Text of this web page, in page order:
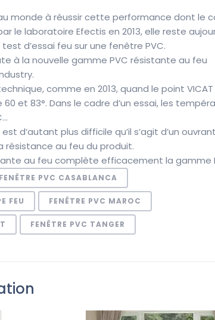
monde à réussir cette performance dont le
le laboratoire Efectis en 2013, elle reste
d’essai feu sur une fenêtre PVC.
à la nouvelle gamme PVC résistante au feu
comme en 2013, quand le point VICAT
et 83°. Dans le cadre d’un essai, les
d’autant plus difficile qu’il s’agit d’un
résistance au feu du produit.
au feu complète efficacement la gamme
FENÊTRE PVC CASABLANCA
FEU FENÊTRE PVC MAROC
FENÊTRE PVC TANGER